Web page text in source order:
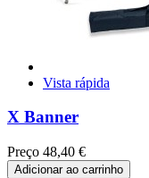
Vista rápida
X Banner
Preço 48,40 €
Adicionar ao carrinho